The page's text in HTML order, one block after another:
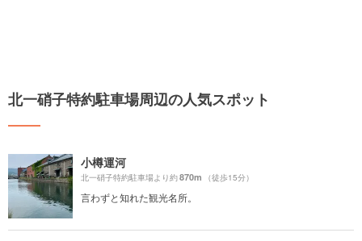
北一硝子特約駐車場周辺の人気スポット
小樽運河
北一硝子特約駐車場より約870m （徒歩15分）
言わずと知れた観光名所。